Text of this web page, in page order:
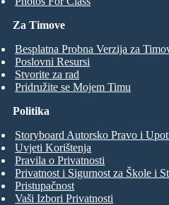
Za Timove
Besplatna Probna Verzija za
Poslovni Resursi
Stvorite za rad
Pridružite se Mojem Timu
Politika
Storyboard Autorsko Pravo i
Uvjeti Korištenja
Pravila o Privatnosti
Privatnost i Sigurnost za Škole i
Pristupačnost
Vaši Izbori Privatnosti